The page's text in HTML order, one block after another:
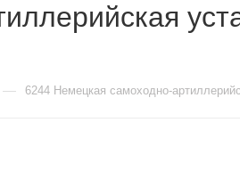
— 6244 Немецкая самоходно-